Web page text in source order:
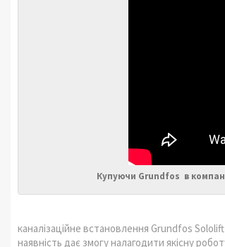
Купуючи Grundfos в
каналізаційне встановлення Grundfos
наявність дає змогу налагодити якісну